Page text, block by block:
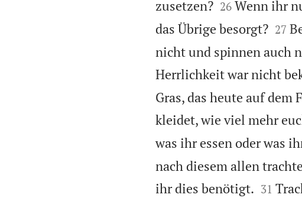
zusetzen?
26 Wenn ihr
das Übrige besorgt?
27
nicht und spinnen auch
Herrlichkeit war nicht
Gras, das heute auf
kleidet, wie viel mehr
was ihr essen oder was
nach diesem allen
ihr dies benötigt.
31